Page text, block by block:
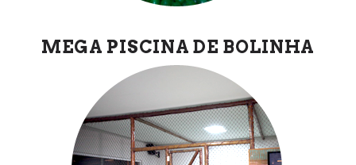
MEGA PISCINA DE BOLINHA